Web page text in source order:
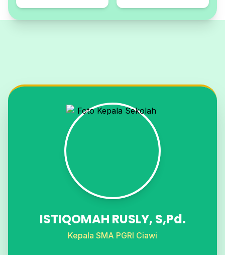
ISTIQOMAH RUSLY, S,Pd.
Kepala SMA PGRI Ciawi